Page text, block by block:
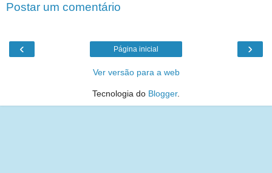
Postar um comentário
‹ ›
Página inicial
Ver versão para a web
Tecnologia do Blogger.